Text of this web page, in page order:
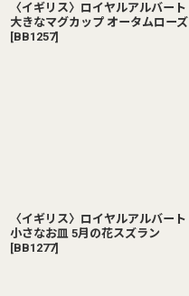
〈イギリス〉ロイヤルアルバート
大きなマグカップ オータムローズ
[BB1257]
〈イギリス〉ロイヤルアルバート
小さなお皿 5月の花スズラン
[BB1277]